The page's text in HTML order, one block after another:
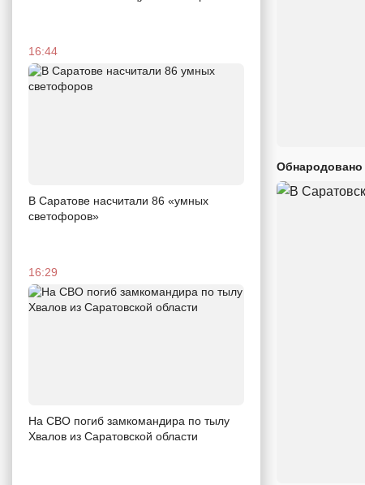
16:44
В Саратове насчитали 86 «умных
светофоров»
16:29
На СВО погиб замкомандира по тылу
Хвалов из Саратовской области